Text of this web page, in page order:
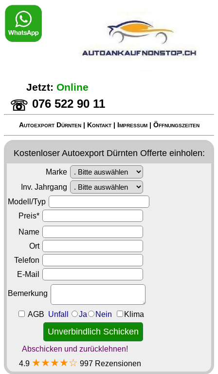
Jetzt: Online
☏ 076 522 90 11
Autoexport Dürnten| Kontakt| Impressum| Öffnungszeiten
Kostenloser Autoexport Dürnten Offerte einholen:
Marke
Inv. Jahrgang
Modell/Typ
Preis*
Name
Ort
Telefon
E-Mail
Bemerkung
AGB Unfall Ja Nein Klima
Abschicken und zurücklehnen!
4.9 ★★★★☆ 997 Rezensionen